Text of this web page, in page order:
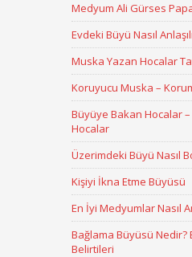
Medyum Ali Gürses
Evdeki Büyü Nasıl
Muska Yazan Hocalar
Koruyucu Muska –
Büyüye Bakan Hocalar
Hocalar
Üzerimdeki Büyü Nasıl
Kişiyi İkna Etme Büyüsü
En İyi Medyumlar Nasıl
Bağlama Büyüsü Nedir?
Belirtileri